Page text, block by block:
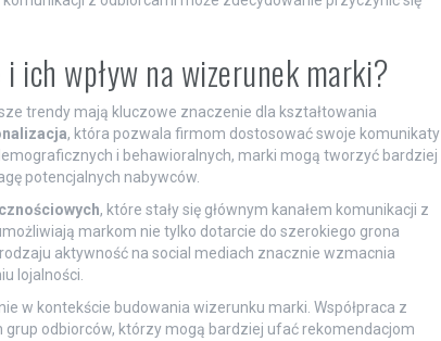
ich wpływ na wizerunek marki?
trendy mają kluczowe znaczenie dla kształtowania
, która pozwala firmom dostosować swoje komunikaty
i behawioralnych, marki mogą tworzyć bardziej
potencjalnych nabywców.
, które stały się głównym kanałem komunikacji z
markom nie tylko dotarcie do szerokiego grona
aktywność na social mediach znacznie wzmacnia
lojalności.
w kontekście budowania wizerunku marki. Współpraca z
odbiorców, którzy mogą bardziej ufać rekomendacjom